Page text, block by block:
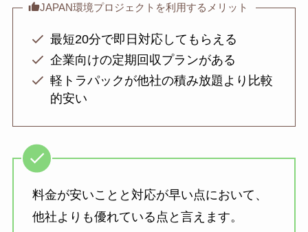
JAPAN環境プロジェクトを利用するメリット
最短20分で即日対応してもらえる
企業向けの定期回収プランがある
軽トラパックが他社の積み放題より比較
的安い
料金が安いことと対応が早い点において、
他社よりも優れている点と言えます。